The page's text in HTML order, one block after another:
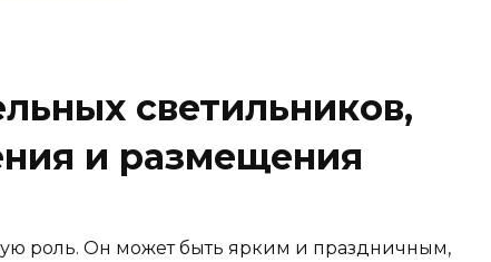
светильников,
и размещения
роль. Он может быть ярким и праздничным,